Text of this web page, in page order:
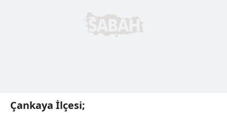
Çankaya İlçesi;